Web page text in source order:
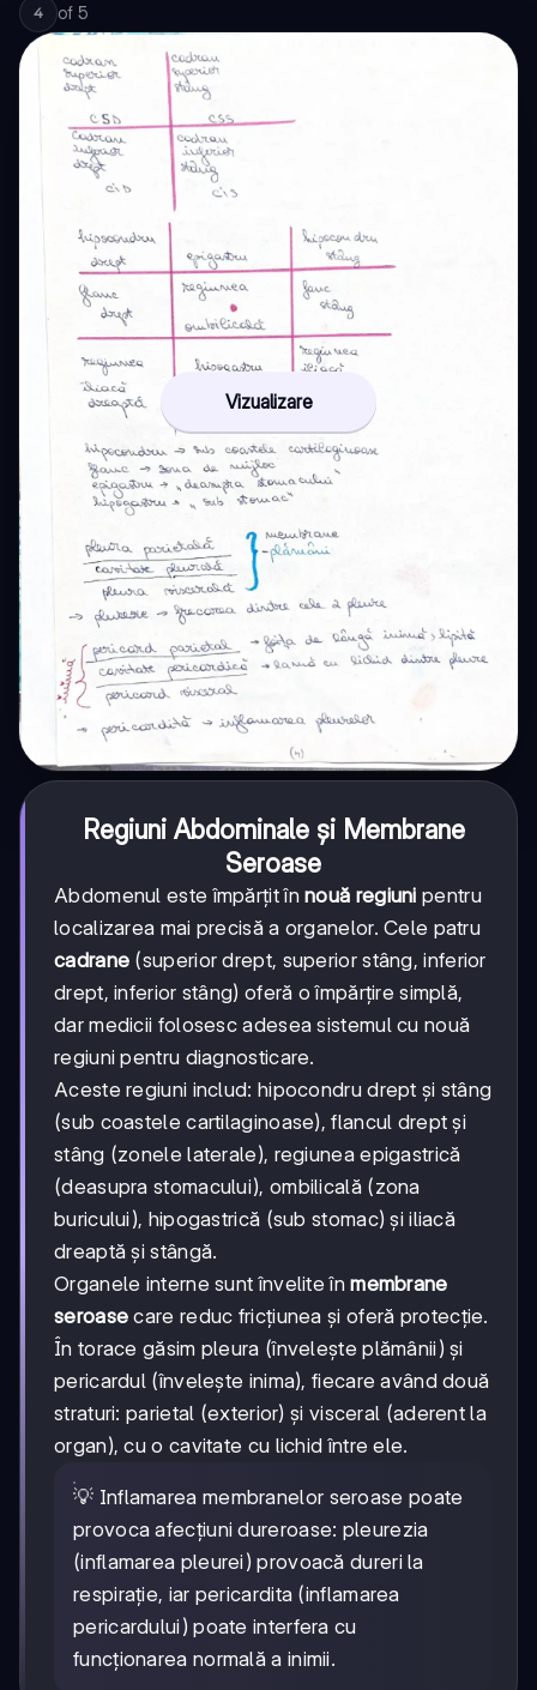
4 of 5
Vizualizare
Regiuni Abdominale și Membrane
Seroase
Abdomenul este împărțit înnouă regiuni pentru
localizarea mai precisă a organelor. Cele patru
cadrane (superior drept, superior stâng, inferior
drept, inferior stâng) oferă o împărțire simplă,
dar medicii folosesc adesea sistemul cu nouă
regiuni pentru diagnosticare.
Aceste regiuni includ: hipocondru drept și stâng
(sub coastele cartilaginoase), flancul drept și
stâng (zonele laterale), regiunea epigastrică
(deasupra stomacului), ombilicală (zona
buricului), hipogastrică (sub stomac) și iliacă
dreaptă și stângă.
Organele interne sunt învelite înmembrane
seroase care reduc fricțiunea și oferă protecție.
În torace găsim pleura (învelește plămânii) și
pericardul (învelește inima), fiecare având două
straturi: parietal (exterior) și visceral (aderent la
organ), cu o cavitate cu lichid între ele.
💡 Inflamarea membranelor seroase poate
provoca afecțiuni dureroase: pleurezia
(inflamarea pleurei) provoacă dureri la
respirație, iar pericardita (inflamarea
pericardului) poate interfera cu
funcționarea normală a inimii.